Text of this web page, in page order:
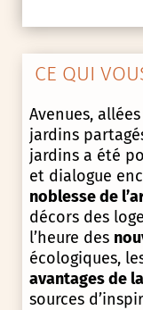
CE QUI
Avenues,
jardins
jardins a été
et dialogue
noblesse de
décors des
l’heure des
écologiques,
avantages de
sources